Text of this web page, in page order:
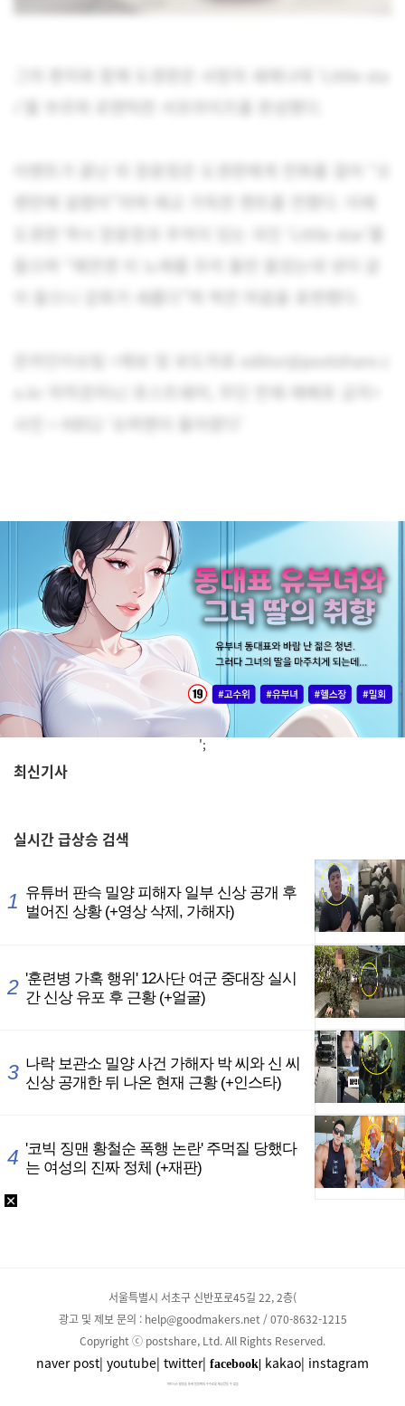
그의 편지와 함께 도경완은 사랑의 세레나데 ‘Little sta
r’를 부르며 로맨틱한 서프라이즈를 완성했다.
이벤트가 끝난 뒤 장윤정은 도경완에게 전화를 걸어 “오
랜만에 설렜어”라며 애교 가득한 멘트를 전했다. 이에
도경완 역시 장윤정과 추억이 있는 곡인 ‘Little star’를
들으며 “예전엔 이 노래를 우리 둘만 들었는데 넷이 같
이 들으니 감회가 새롭다”며 벅찬 마음을 표현했다.
온라인이슈팀 <제보 및 보도자료 editor@postshare.c
o.kr 저작권자(c) 포스트쉐어, 무단 전재-재배포 금지>
사진 = KBS2 ‘슈퍼맨이 돌아왔다’
';
최신기사
실시간급상승 검색
서울특별시 서초구 신반포로45길 22, 2층(
광고 및 제보 문의 : help@goodmakers.net / 070-8632-1215
Copyright ⓒ postshare, Ltd. All Rights Reserved.
naver post| youtube| twitter| facebook| kakao| instagram
파트너스 활동을 통해 일정액의 수수료를 제공받을 수 있음